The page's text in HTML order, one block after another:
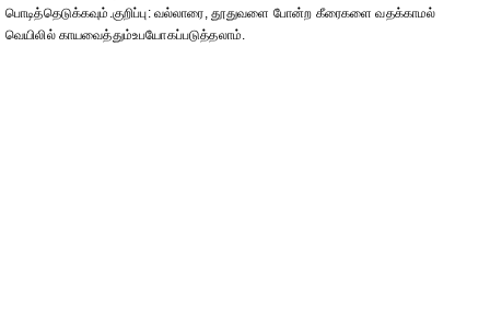
பொடித்தெடுக்கவும்.குறிப்பு: வல்லாரை, தூதுவளை போன்ற கீரைகளை வதக்காமல்
வெயிலில் காயவைத்தும்உபயோகப்படுத்தலாம்.